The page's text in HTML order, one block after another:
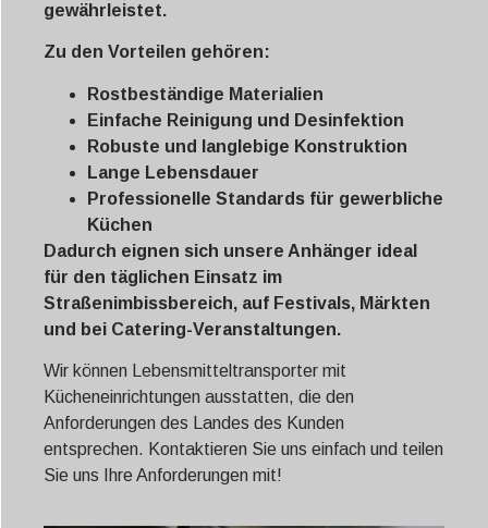
gewährleistet.
Zu den Vorteilen gehören:
Rostbeständige Materialien
Einfache Reinigung und Desinfektion
Robuste und langlebige Konstruktion
Lange Lebensdauer
Professionelle Standards für gewerbliche
Küchen
Dadurch eignen sich unsere Anhänger ideal
für den täglichen Einsatz im
Straßenimbissbereich, auf Festivals, Märkten
und bei Catering-Veranstaltungen.
Wir können Lebensmitteltransporter mit
Kücheneinrichtungen ausstatten, die den
Anforderungen des Landes des Kunden
entsprechen. Kontaktieren Sie uns einfach und teilen
Sie uns Ihre Anforderungen mit!